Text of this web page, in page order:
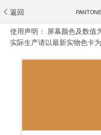
返回
使用声明： 屏幕颜色及数值
实际生产请以最新实物色卡为